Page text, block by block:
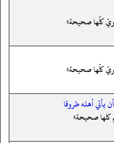
كلّها صحيحة»
كلّها صحيحة»
يأتي أهله طروقا
صحيحة»